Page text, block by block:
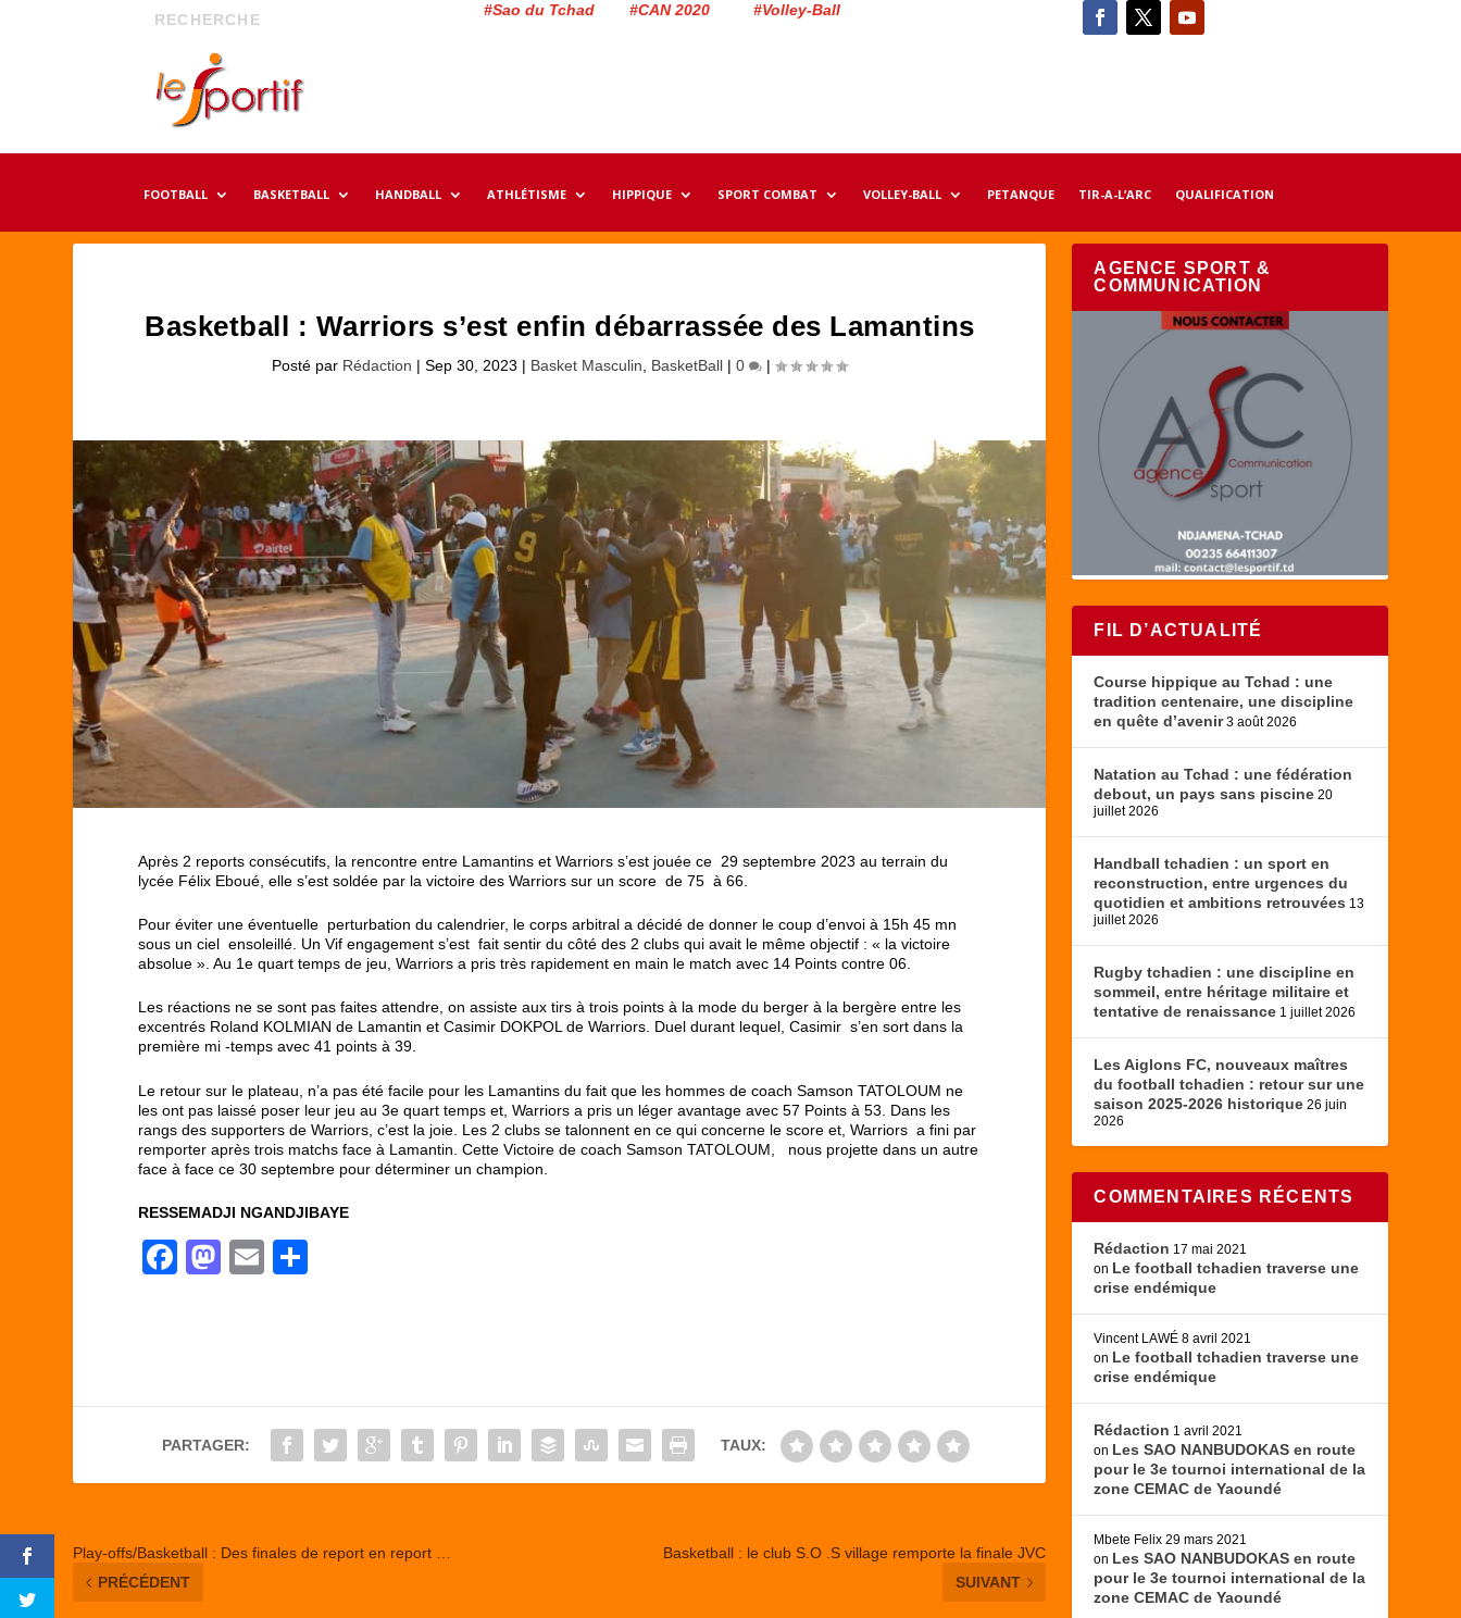
#Sao du Tchad #CAN 2020 #Volley-Ball
FOOTBALL BASKETBALL HANDBALL ATHLÉTISME HIPPIQUE SPORT COMBAT VOLLEY-BALL PETANQUE TIR-A-L’ARC QUALIFICATION
Basketball : Warriors s’est enfin débarrassée des Lamantins
Posté par Rédaction |Sep 30, 2023 | Basket Masculin BasketBall |0 |
Après 2 reports consécutifs, la rencontre entre Lamantins et Warriors s’est jouée ce 29 septembre 2023 au terrain du
lycée Félix Eboué, elle s’est soldée par la victoire des Warriors sur un score de 75 à 66.
Pour éviter une éventuelle perturbation du calendrier, le corps arbitral a décidé de donner le coup d’envoi à 15h 45 mn
sous un ciel ensoleillé. Un Vif engagement s’est fait sentir du côté des 2 clubs qui avait le même objectif : « la victoire
absolue ». Au 1e quart temps de jeu, Warriors a pris très rapidement en main le match avec 14 Points contre 06.
Les réactions ne se sont pas faites attendre, on assiste aux tirs à trois points à la mode du berger à la bergère entre les
excentrés Roland KOLMIAN de Lamantin et Casimir DOKPOL de Warriors. Duel durant lequel, Casimir s’en sort dans la
première mi -temps avec 41 points à 39.
Le retour sur le plateau, n’a pas été facile pour les Lamantins du fait que les hommes de coach Samson TATOLOUM ne
les ont pas laissé poser leur jeu au 3e quart temps et, Warriors a pris un léger avantage avec 57 Points à 53. Dans les
rangs des supporters de Warriors, c’est la joie. Les 2 clubs se talonnent en ce qui concerne le score et, Warriors a fini par
remporter après trois matchs face à Lamantin. Cette Victoire de coach Samson TATOLOUM, nous projette dans un autre
face à face ce 30 septembre pour déterminer un champion.
RESSEMADJI NGANDJIBAYE
F
b
o
M
d
o
E
er
PARTAGER: TAUX:
Play-offs/Basketball : Des finales de report en report …
PRÉCÉDENT
Basketball : le club S.O .S village remporte la finale JVC
SUIVANT
AGENCE SPORT &
COMMUNICATION
FIL D’ACTUALITÉ
Course hippique au Tchad : une
tradition centenaire, une discipline
en quête d’avenir 3 août 2026
Natation au Tchad : une fédération
debout, un pays sans piscine 20
juillet 2026
Handball tchadien : un sport en
reconstruction, entre urgences du
quotidien et ambitions retrouvées 13
juillet 2026
Rugby tchadien : une discipline en
sommeil, entre héritage militaire et
tentative de renaissance 1 juillet 2026
Les Aiglons FC, nouveaux maîtres
du football tchadien : retour sur une
saison 2025-2026 historique 26 juin
2026
COMMENTAIRES RÉCENTS
Rédaction 17 mai 2021
on Le football tchadien traverse une
crise endémique
Vincent LAWÉ 8 avril 2021
on Le football tchadien traverse une
crise endémique
Rédaction 1 avril 2021
on Les SAO NANBUDOKAS en route
pour le 3e tournoi international de la
zone CEMAC de Yaoundé
Mbete Felix 29 mars 2021
on Les SAO NANBUDOKAS en route
pour le 3e tournoi international de la
zone CEMAC de Yaoundé